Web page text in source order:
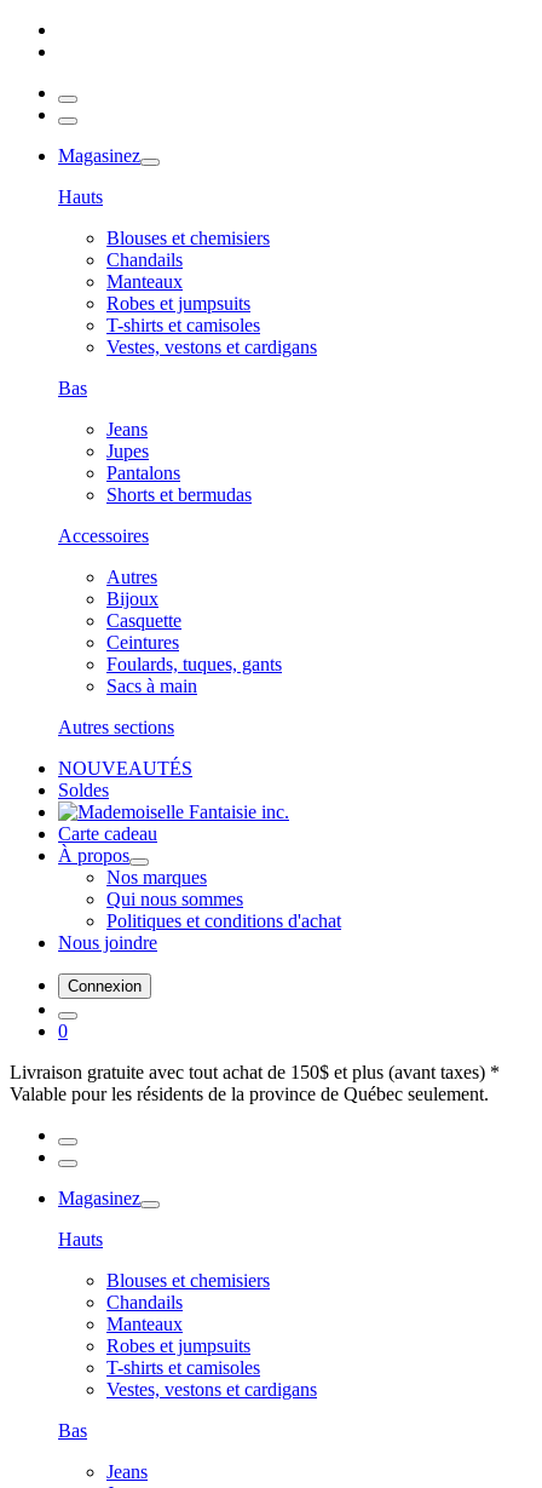
Magasinez
Hauts
Blouses et chemisiers
Chandails
Manteaux
Robes et jumpsuits
T-shirts et camisoles
Vestes, vestons et cardigans
Bas
Jeans
Jupes
Pantalons
Shorts et bermudas
Accessoires
Autres
Bijoux
Casquette
Ceintures
Foulards, tuques, gants
Sacs à main
Autres sections
NOUVEAUTÉS
Soldes
Carte cadeau
À propos
Nos marques
Qui nous sommes
Politiques et conditions d'achat
Nous joindre
Connexion
0
Livraison gratuite avec tout achat de 150$ et plus (avant taxes) *
Valable pour les résidents de la province de Québec seulement.
Magasinez
Hauts
Blouses et chemisiers
Chandails
Manteaux
Robes et jumpsuits
T-shirts et camisoles
Vestes, vestons et cardigans
Bas
Jeans